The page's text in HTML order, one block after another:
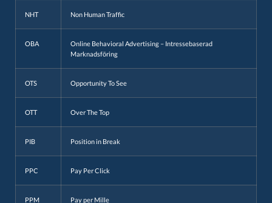
NHT Non Human Traffic
OBA
Online Behavioral Advertising – Intressebaserad
Marknadsföring
OTS Opportunity To See
OTT Over The Top
PIB Position in Break
PPC Pay Per Click
PPM Pay per Mille